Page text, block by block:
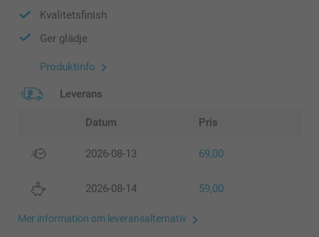
Kvalitetsfinish
Ger glädje
Produktinfo
Leverans
Datum Pris
2026-08-13 69,00
2026-08-14 59,00
Mer information om leveransalternativ